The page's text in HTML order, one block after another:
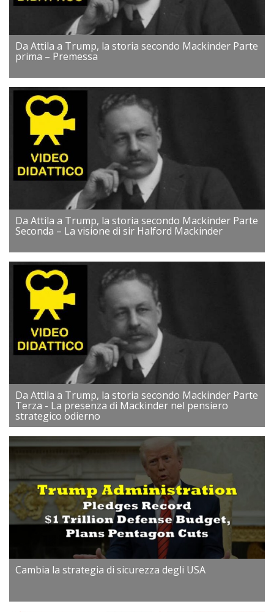
Da Attila a Trump, la storia secondo Mackinder Parte
prima – Premessa
Da Attila a Trump, la storia secondo Mackinder Parte
Seconda – La visione di sir Halford Mackinder
Da Attila a Trump, la storia secondo Mackinder Parte
Terza - La presenza di Mackinder nel pensiero
strategico odierno
Cambia la strategia di sicurezza degli USA